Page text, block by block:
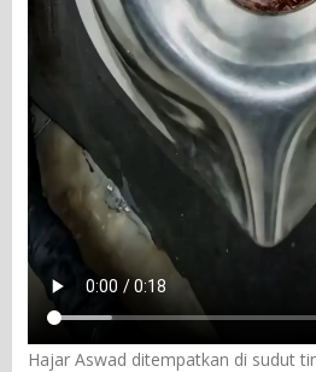
Hajar Aswad ditempatkan di sudut